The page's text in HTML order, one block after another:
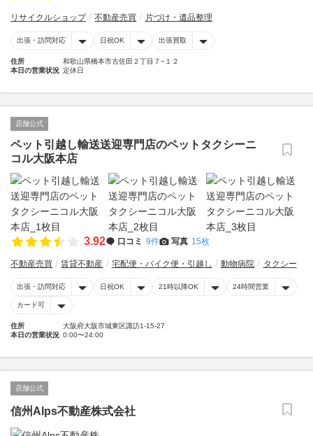
リサイクルショップ 不動産売買 片づけ・遺品整理
出張・訪問対応 日祝OK 出張買取
住所
和歌山県橋本市古佐田２丁目７−１２
本日の営業状況 定休日
店舗公式
ペット引越し輸送送迎専門店のペットタクシーニ
コル大阪本店
3.92 口コミ 9件 写真 15枚
不動産売買 賃貸不動産 宅配便・バイク便・引越し 動物病院 タクシー
出張・訪問対応 日祝OK 21時以降OK 24時間営業
カード可
住所
大阪府大阪市城東区諏訪1-15-27
本日の営業状況 0:00〜24:00
店舗公式
信州Alps不動産株式会社